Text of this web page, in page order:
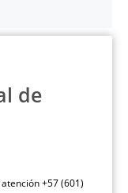
de
+57 (601)